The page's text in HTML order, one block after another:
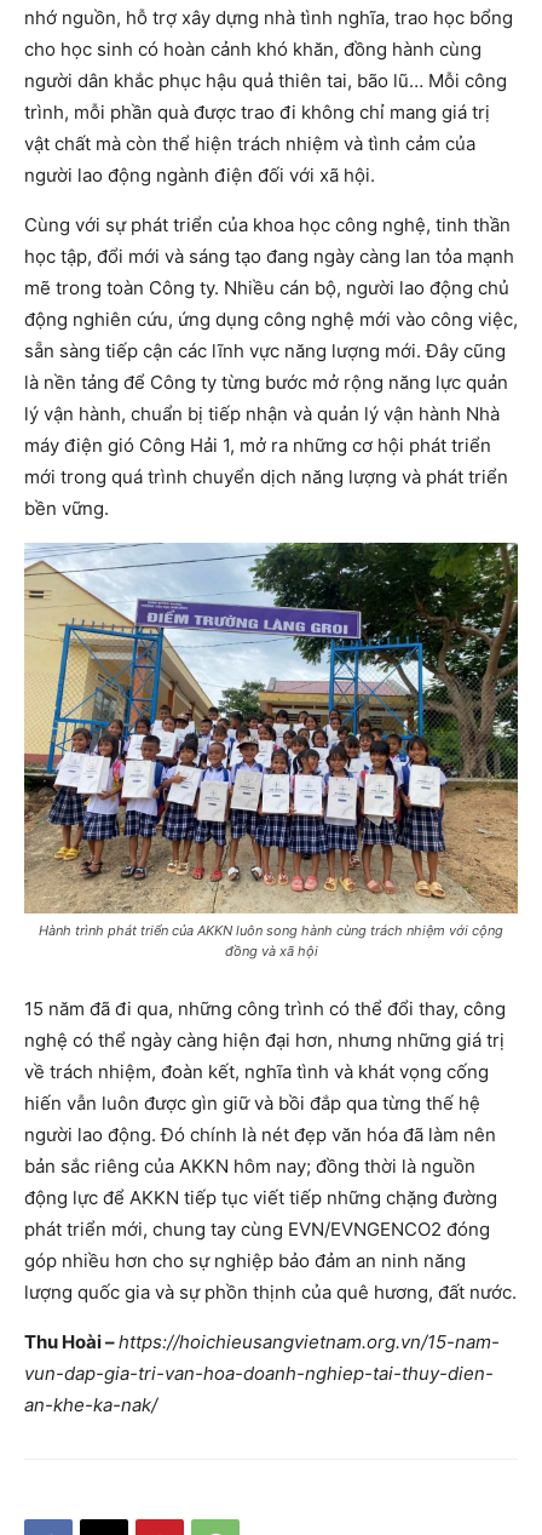
nhớ nguồn, hỗ trợ xây dựng nhà tình nghĩa, trao học bổng
cho học sinh có hoàn cảnh khó khăn, đồng hành cùng
người dân khắc phục hậu quả thiên tai, bão lũ… Mỗi công
trình, mỗi phần quà được trao đi không chỉ mang giá trị
vật chất mà còn thể hiện trách nhiệm và tình cảm của
người lao động ngành điện đối với xã hội.
Cùng với sự phát triển của khoa học công nghệ, tinh thần
học tập, đổi mới và sáng tạo đang ngày càng lan tỏa mạnh
mẽ trong toàn Công ty. Nhiều cán bộ, người lao động chủ
động nghiên cứu, ứng dụng công nghệ mới vào công việc,
sẵn sàng tiếp cận các lĩnh vực năng lượng mới. Đây cũng
là nền tảng để Công ty từng bước mở rộng năng lực quản
lý vận hành, chuẩn bị tiếp nhận và quản lý vận hành Nhà
máy điện gió Công Hải 1, mở ra những cơ hội phát triển
mới trong quá trình chuyển dịch năng lượng và phát triển
bền vững.
Hành trình phát triển của AKKN luôn song hành cùng trách nhiệm với cộng
đồng và xã hội
15 năm đã đi qua, những công trình có thể đổi thay, công
nghệ có thể ngày càng hiện đại hơn, nhưng những giá trị
về trách nhiệm, đoàn kết, nghĩa tình và khát vọng cống
hiến vẫn luôn được gìn giữ và bồi đắp qua từng thế hệ
người lao động. Đó chính là nét đẹp văn hóa đã làm nên
bản sắc riêng của AKKN hôm nay; đồng thời là nguồn
động lực để AKKN tiếp tục viết tiếp những chặng đường
phát triển mới, chung tay cùng EVN/EVNGENCO2 đóng
góp nhiều hơn cho sự nghiệp bảo đảm an ninh năng
lượng quốc gia và sự phồn thịnh của quê hương, đất nước.
Thu Hoài –https://hoichieusangvietnam.org.vn/15-nam-
vun-dap-gia-tri-van-hoa-doanh-nghiep-tai-thuy-dien-
an-khe-ka-nak/